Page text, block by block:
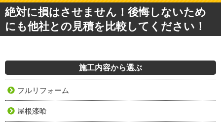
絶対に損はさせません！後悔しないため
にも他社との見積を比較してください！
施工内容から選ぶ
フルリフォーム
屋根漆喰